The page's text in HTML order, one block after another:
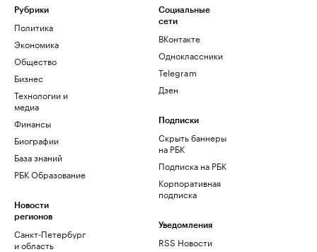
Рубрики
Политика
Экономика
Общество
Бизнес
Технологии и
медиа
Финансы
Биографии
База знаний
РБК Образование
Новости
регионов
Санкт-Петербург
и область
Социальные
сети
ВКонтакте
Одноклассники
Telegram
Дзен
Подписки
Скрыть баннеры
на РБК
Подписка на РБК
Корпоративная
подписка
Уведомления
RSS Новости